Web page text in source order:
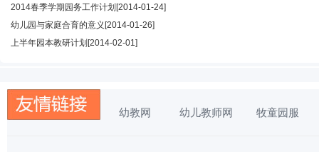
2014春季学期园务工作计划 [2014-01-24]
幼儿园与家庭合育的意义 [2014-01-26]
上半年园本教研计划 [2014-02-01]
幼教网 幼儿教师网 牧童园服